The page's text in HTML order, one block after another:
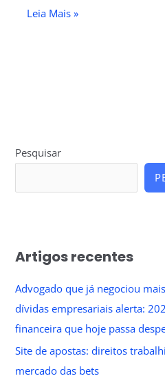
Leia Mais »
Pesquisar
Artigos recentes
Advogado que já negociou
dívidas empresariais alerta:
financeira que hoje passa
Site de apostas: direitos
mercado das bets